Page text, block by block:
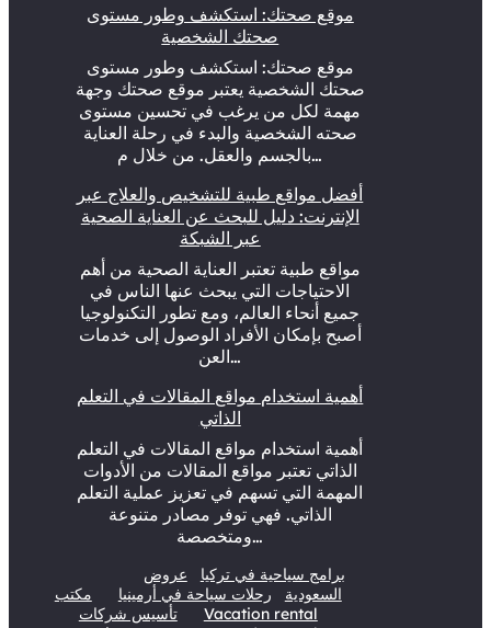
موقع صحتك: استكشف وطور مستوى
صحتك الشخصية
موقع صحتك: استكشف وطور مستوى
صحتك الشخصية يعتبر موقع صحتك وجهة
مهمة لكل من يرغب في تحسين مستوى
صحته الشخصية والبدء في رحلة العناية
بالجسم والعقل. من خلال م…
أفضل مواقع طبية للتشخيص والعلاج عبر
الإنترنت: دليل للبحث عن العناية الصحية
عبر الشبكة
مواقع طبية تعتبر العناية الصحية من أهم
الاحتياجات التي يبحث عنها الناس في
جميع أنحاء العالم، ومع تطور التكنولوجيا
أصبح بإمكان الأفراد الوصول إلى خدمات
العن…
أهمية استخدام مواقع المقالات في التعلم
الذاتي
أهمية استخدام مواقع المقالات في التعلم
الذاتي تعتبر مواقع المقالات من الأدوات
المهمة التي تسهم في تعزيز عملية التعلم
الذاتي. فهي توفر مصادر متنوعة
ومتخصصة…
برامج سياحية في تركيا
عروض
السعودية
رحلات سياحة في أرمينيا
مكتب
تأسيس شركات
Vacation rental